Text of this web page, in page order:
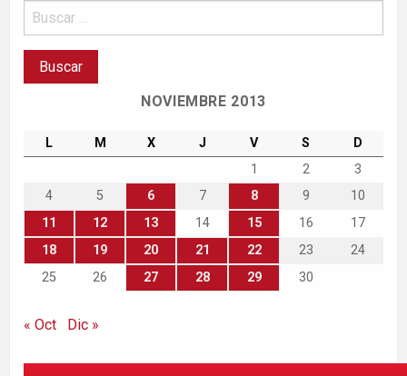
NOVIEMBRE 2013
L M X J V S
D
1
2
3
4
5 6 7 8 9
10
11
12 13 14 15 16
17
18
19 20 21 22 23
24
25
26 27 28 29 30
« Oct Dic »